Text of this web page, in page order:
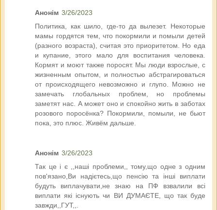
Анонім 3/26/2023
Политика, как шило, где-то да вылезет. Некоторые
мамы гордятся тем, что покормили и помыли детей
(разного возраста), считая это приоритетом. Но еда
и купание, этого мало для воспитания человека.
Кормят и моют также поросят. Мы люди взрослые, с
жизненным опытом, и полностью абстрагироваться
от происходящего невозможно и глупо. Можно не
замечать глобальных проблем, но проблемы
заметят нас. А может оно и спокойно жить в заботах
розового поросёнка? Покормили, помыли, не бьют
пока, это плюс. Живём дальше.
Анонім 3/26/2023
Так це і є ,,наші проблеми,, тому,що одне з одним
пов'язано,Ви надієтесь,що пенсію та інші виплати
будуть виплачувати,не знаю на ПФ взвалили всі
виплати які існують чи ВИ ДУМАЄТЕ, що так буде
завжди,,ГУТ,,.